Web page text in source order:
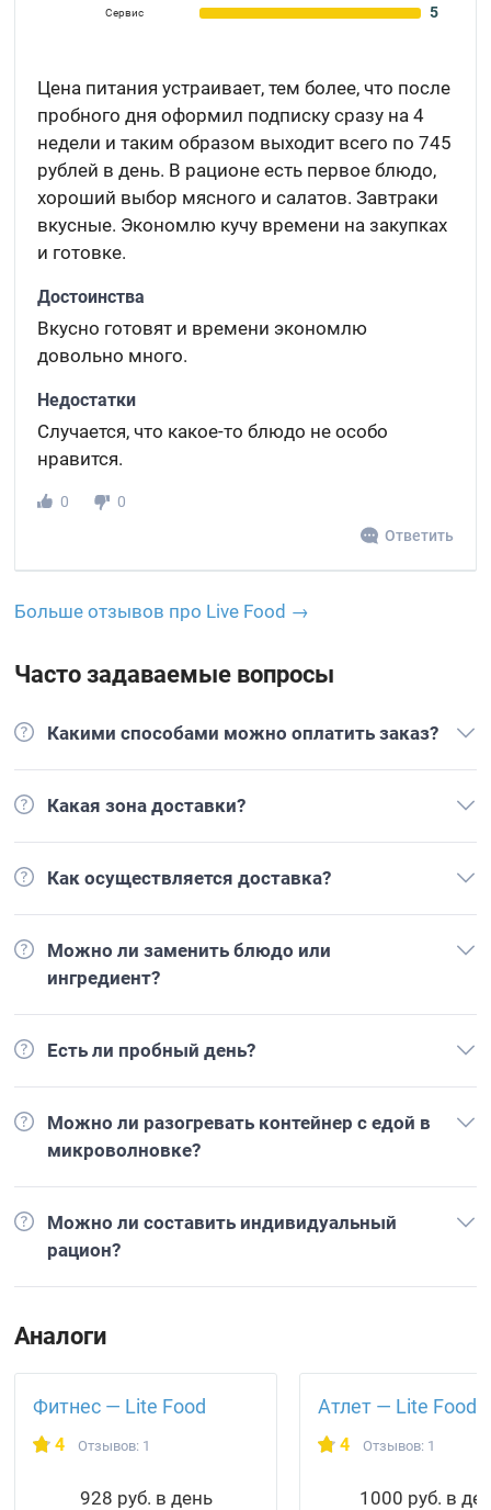
Сервис 5
Цена питания устраивает, тем более, что после
пробного дня оформил подписку сразу на 4
недели и таким образом выходит всего по 745
рублей в день. В рационе есть первое блюдо,
хороший выбор мясного и салатов. Завтраки
вкусные. Экономлю кучу времени на закупках
и готовке.
Достоинства
Вкусно готовят и времени экономлю
довольно много.
Недостатки
Случается, что какое-то блюдо не особо
нравится.
0
0
Ответить
Больше отзывов про Live Food →
Часто задаваемые вопросы
Какими способами можно оплатить заказ?
Какая зона доставки?
Как осуществляется доставка?
Можно ли заменить блюдо или
ингредиент?
Есть ли пробный день?
Можно ли разогревать контейнер с едой в
микроволновке?
Можно ли составить индивидуальный
рацион?
Аналоги
Фитнес — Lite Food
4 Отзывов: 1
928 руб. в день
Атлет — Lite Food
4 Отзывов: 1
1000 руб. в